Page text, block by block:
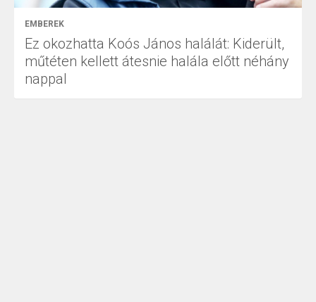
EMBEREK
Ez okozhatta Koós János halálát: Kiderült,
műtéten kellett átesnie halála előtt néhány
nappal